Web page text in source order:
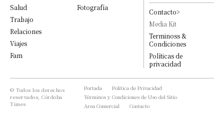
Salud
Trabajo
Relaciones
Viajes
Fam
Fotografía
Contacto>
Media Kit
Terminoss &
Condiciones
Políticas de
privacidad
© Todos los derechos
reservados, Córdoba
Times
Portada
Política de Privacidad
Términos y Condiciones de Uso del Sitio
Area Comercial
Contacto